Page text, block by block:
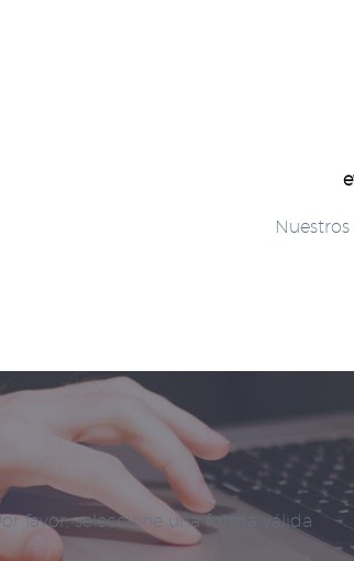
favor, seleccione una forma válida